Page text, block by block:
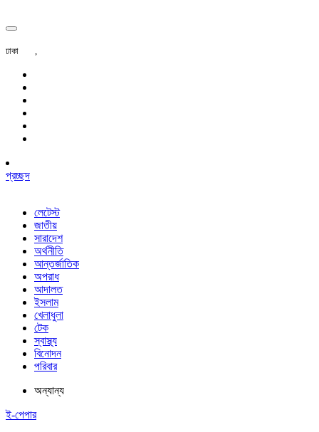
ঢাকা ,
প্রচ্ছদ
লেটেস্ট
জাতীয়
সারাদেশ
অর্থনীতি
আন্তর্জাতিক
অপরাধ
আদালত
ইসলাম
খেলাধুলা
টেক
স্বাস্থ্য
বিনোদন
পরিবার
অন্যান্য
ই-পেপার